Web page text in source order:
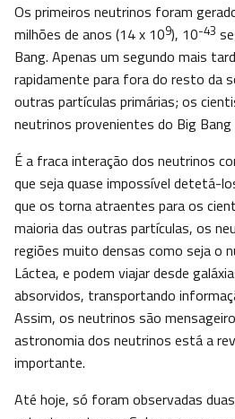
Os primeiros neutrinos foram
milhões de anos (14 x 109), 10-43
Bang. Apenas um segundo mais
rapidamente para fora do resto da
outras partículas primárias; os
neutrinos provenientes do Big Bang
É a fraca interação dos neutrinos
que seja quase impossível detetá-
que os torna atraentes para os
maioria das outras partículas, os
regiões muito densas como seja o
Láctea, e podem viajar desde
absorvidos, transportando
Assim, os neutrinos são
astronomia dos neutrinos está a
importante.
Até hoje, só foram observadas